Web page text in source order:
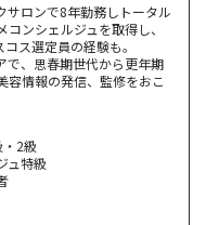
｜髪と頭皮にやさしい
サロンで8年勤務しトータル
ンシェルジュを取得し、
ス選定員の経験も。
で、思春期世代から更年期
容情報の発信、監修をおこ
2級
ュ特級